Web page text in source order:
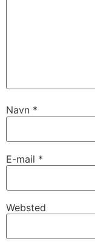
Navn *
E-mail *
Websted